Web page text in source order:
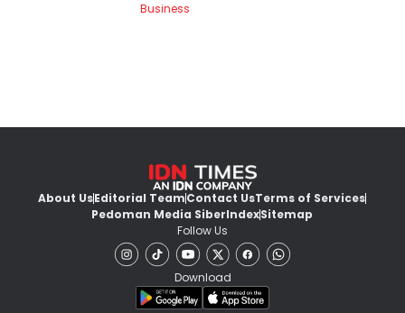
Business
About UsEditorial TeamContact UsTerms of Services
Pedoman Media SiberIndexSitemap
Follow Us
Download